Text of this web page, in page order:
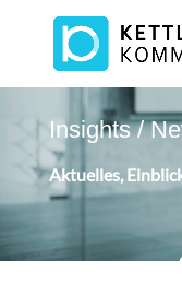
Insights /
Aktuelles,